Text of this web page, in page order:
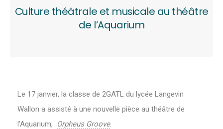
Culture théâtrale et musicale au théâtre
de l’Aquarium
Le 17 janvier, la classe de 2GATL du lycée Langevin
Wallon a assisté à une nouvelle pièce au théâtre de
l’Aquarium,
Orpheus Groove.